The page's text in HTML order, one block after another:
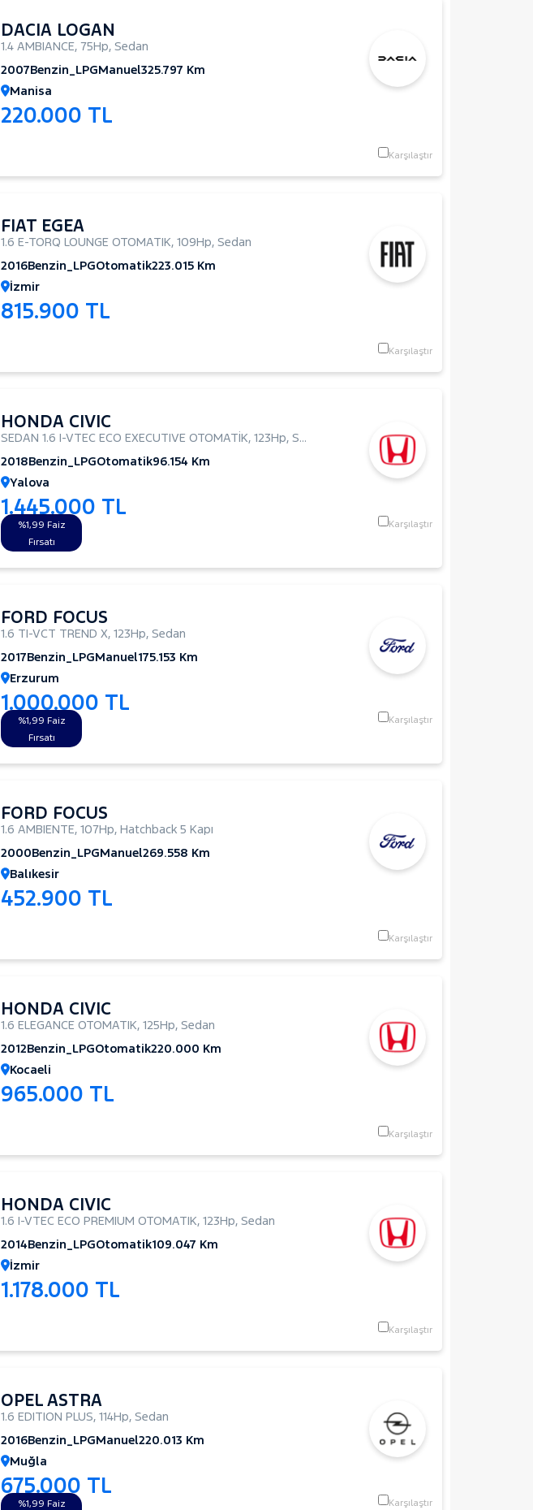
DACIA LOGAN
1.4 AMBIANCE, 75Hp, Sedan
2007Benzin_LPGManuel325.797 Km
Manisa
220.000 TL
Karşılaştır
FIAT EGEA
1.6 E-TORQ LOUNGE OTOMATIK, 109Hp, Sedan
2016Benzin_LPGOtomatik223.015 Km
İzmir
815.900 TL
Karşılaştır
HONDA CIVIC
SEDAN 1.6 I-VTEC ECO EXECUTIVE OTOMATİK, 123Hp, Sedan
2018Benzin_LPGOtomatik96.154 Km
Yalova
1.445.000 TL
%1,99 Faiz
Fırsatı
Karşılaştır
FORD FOCUS
1.6 TI-VCT TREND X, 123Hp, Sedan
2017Benzin_LPGManuel175.153 Km
Erzurum
1.000.000 TL
%1,99 Faiz
Fırsatı
Karşılaştır
FORD FOCUS
1.6 AMBIENTE, 107Hp, Hatchback 5 Kapı
2000Benzin_LPGManuel269.558 Km
Balıkesir
452.900 TL
Karşılaştır
HONDA CIVIC
1.6 ELEGANCE OTOMATIK, 125Hp, Sedan
2012Benzin_LPGOtomatik220.000 Km
Kocaeli
965.000 TL
Karşılaştır
HONDA CIVIC
1.6 I-VTEC ECO PREMIUM OTOMATIK, 123Hp, Sedan
2014Benzin_LPGOtomatik109.047 Km
İzmir
1.178.000 TL
Karşılaştır
OPEL ASTRA
1.6 EDITION PLUS, 114Hp, Sedan
2016Benzin_LPGManuel220.013 Km
Muğla
675.000 TL
%1,99 Faiz Karşılaştır